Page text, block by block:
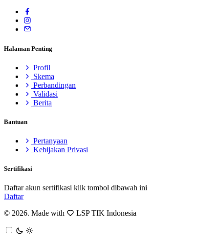
Halaman Penting
Profil
Skema
Perbandingan
Validasi
Berita
Bantuan
Pertanyaan
Kebijakan Privasi
Sertifikasi
Daftar akun sertifikasi klik tombol dibawah ini
Daftar
© 2026. Made with
LSP TIK Indonesia